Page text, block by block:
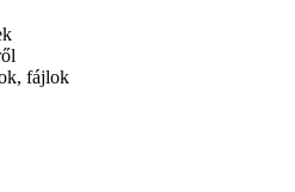
fájlok